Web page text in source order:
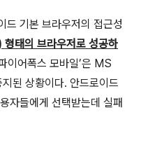
드 기본 브라우저의 접근성
태의 브라우저로 성공하
이어폭스 모바일’은 MS
된 상황이다. 안드로이드
자들에게 선택받는데 실패